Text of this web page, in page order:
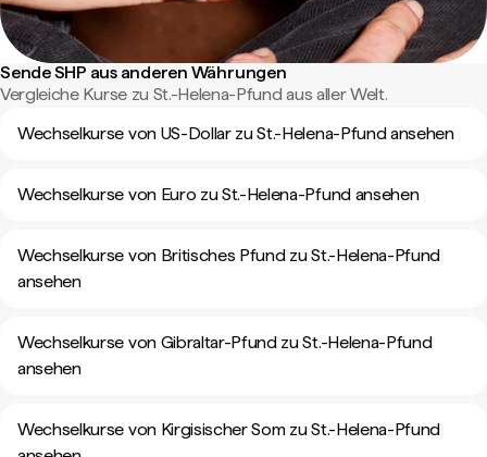
Sende SHP aus anderen Währungen
Vergleiche Kurse zu St.-Helena-Pfund aus aller Welt.
Wechselkurse von US-Dollar zu St.-Helena-Pfund ansehen
Wechselkurse von Euro zu St.-Helena-Pfund ansehen
Wechselkurse von Britisches Pfund zu St.-Helena-Pfund
ansehen
Wechselkurse von Gibraltar-Pfund zu St.-Helena-Pfund
ansehen
Wechselkurse von Kirgisischer Som zu St.-Helena-Pfund